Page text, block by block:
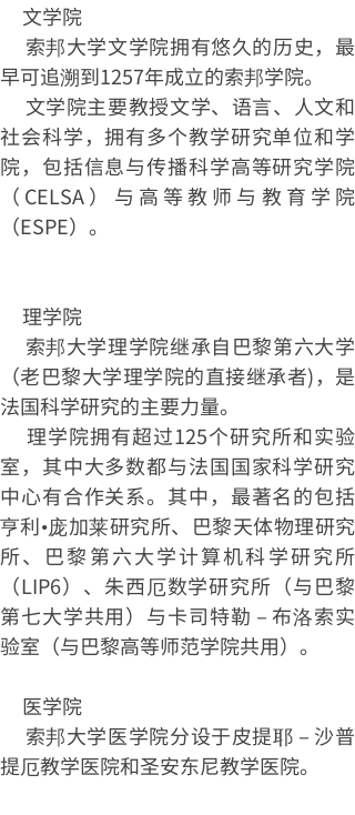
文学院
索邦大学文学院拥有悠久的历史，最
早可追溯到1257年成立的索邦学院。
文学院主要教授文学、语言、人文和
社会科学，拥有多个教学研究单位和学
院，包括信息与传播科学高等研究学院
（CELSA）与高等教师与教育学院
（ESPE）。
理学院
索邦大学理学院继承自巴黎第六大学
（老巴黎大学理学院的直接继承者)，是
法国科学研究的主要力量。
理学院拥有超过125个研究所和实验
室，其中大多数都与法国国家科学研究
中心有合作关系。其中，最著名的包括
亨利•庞加莱研究所、巴黎天体物理研究
所、巴黎第六大学计算机科学研究所
（LIP6）、朱西厄数学研究所（与巴黎
第七大学共用）与卡司特勒－布洛索实
验室（与巴黎高等师范学院共用）。
医学院
索邦大学医学院分设于皮提耶－沙普
提厄教学医院和圣安东尼教学医院。